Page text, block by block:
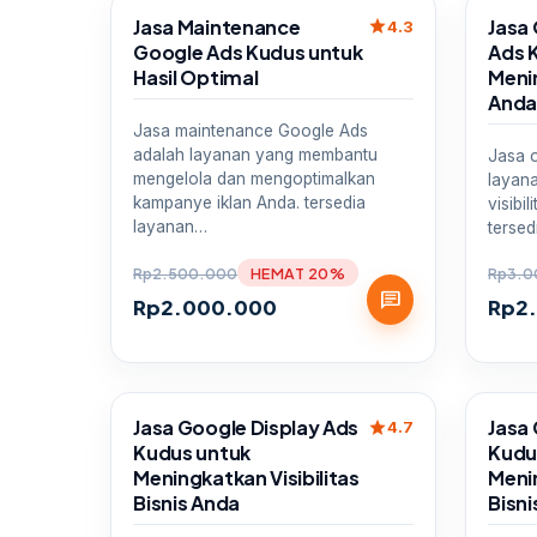
Sale
Jasa Maintenance
Google Ads Kudus untuk
Hasil Optimal
star4.3
Jasa maintenance Google Ads
adalah layanan yang membantu
mengelola dan mengoptimalkan
kampanye iklan Anda. tersedia
layanan…
Rp2.500.000
Rp2.000.000
HEMAT 20%
chat
Sale
Ads
Anda
Jasa
Rp
Rp
Sale
Jasa Google Display Ads
Kudus untuk
Meningkatkan Visibilitas
Bisnis Anda
star4.7 Sale
Jasa